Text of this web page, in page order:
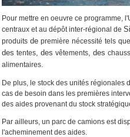
Pour mettre en oeuvre ce programme,
centraux et au dépôt inter-régional de
produits de première nécessité tels que
des tentes , des vêtements , des
alimentaires
De plus, le stock des unités régionales
cas de besoin dans les premières
des aides provenantdu stock
Par ailleurs, un parc de camions est
l'acheminementdes aides.